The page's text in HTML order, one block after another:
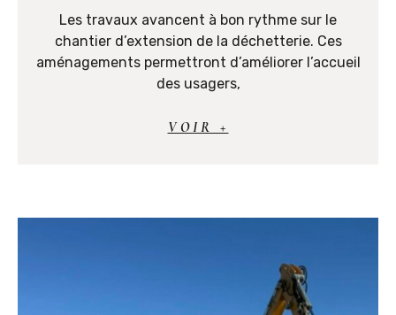
Les travaux avancent à bon rythme sur le
chantier d’extension de la déchetterie. Ces
aménagements permettront d’améliorer l’accueil
des usagers,
VOIR +